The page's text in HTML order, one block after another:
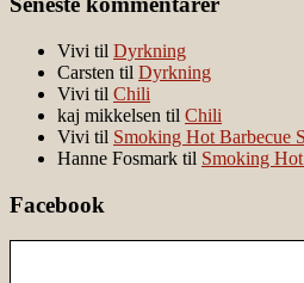
Vivi til Dyrkning
Carsten til Dyrkning
Vivi til Chili
kaj mikkelsen til Chili
Vivi til Smoking Hot Barbecue
Hanne Fosmark til Smoking
Facebook